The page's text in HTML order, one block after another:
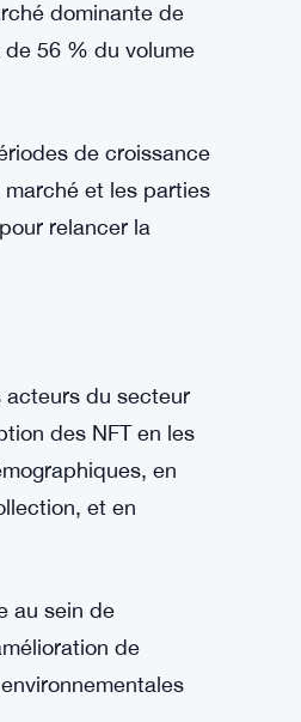
du marché et à la
les difficultés du
de 34 % du
dominante de
de croissance
et les parties
relancer la
du secteur
des NFT en les